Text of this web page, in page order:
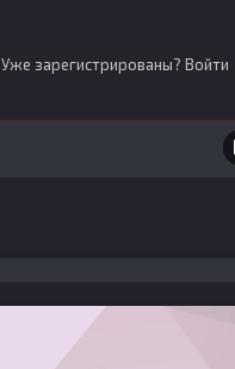
Уже зарегистрированы? Войти